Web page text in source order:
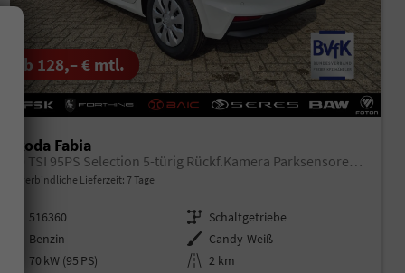
ab 128,– € mtl.
Skoda Fabia
1.0 TSI 95PS Selection 5-türig Rückf.Kamera Parksensoren Sitzheizung Multifunktionslenkrad Klima Skoda-Radio Bluetooth Touchscreen Tempomat Nebelsch. Apple CarPlay + Android Auto
unverbindliche Lieferzeit: 7 Tage
516360 Getriebe Schaltgetriebe
Benzin Außenfarbe Candy-Weiß
70 kW (95 PS) Kilometerstand 2 km